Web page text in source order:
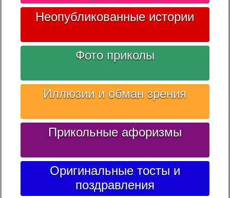
Неопубликованные истории
Фото приколы
Иллюзии и обман зрения
Прикольные афоризмы
Оригинальные тосты и
поздравления